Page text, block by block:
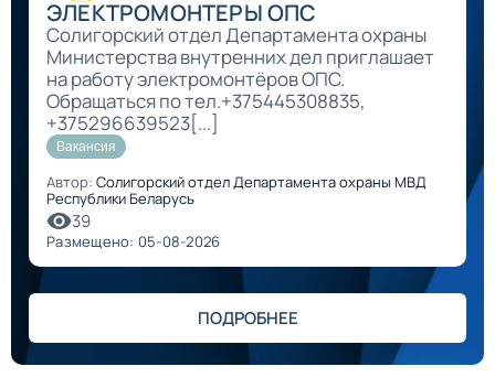
ЭЛЕКТРОМОНТЕРЫ ОПС
Солигорский отдел Департамента охраны
Министерства внутренних дел приглашает
на работу электромонтёров ОПС.
Обращаться по тел.+375445308835,
+375296639523[...]
Вакансия
Автор: Солигорский отдел Департамента охраны МВД
Республики Беларусь
39
Размещено: 05-08-2026
ПОДРОБНЕЕ